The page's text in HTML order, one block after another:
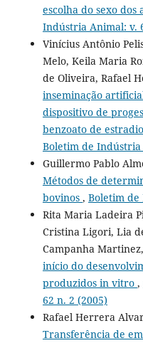
escolha do sexo dos
Indústria Animal: v.
Vinícius Antônio
Melo, Keila Maria
de Oliveira, Rafael
inseminação
dispositivo de
benzoato de
Boletim de Indústria
Guillermo Pablo
Métodos de
bovinos , Boletim de
Rita Maria Ladeira
Cristina Ligori, Lia
Campanha Martinez,
início do
produzidos in vitro ,
62 n. 2 (2005)
Rafael Herrera
Transferência de